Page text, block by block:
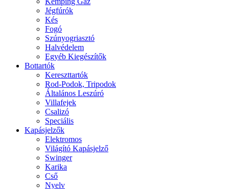
Jégfúrók
Kés
Fogó
Szúnyogriasztó
Halvédelem
Egyéb Kiegészítők
Bottartók
Kereszttartók
Rod-Podok, Tripodok
Általános Leszúró
Villafejek
Csalizó
Speciális
Kapásjelzők
Elektromos
Világító Kapásjelző
Swinger
Karika
Cső
Nyelv